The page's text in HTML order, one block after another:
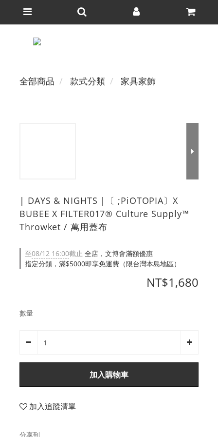
全部商品 款式分類 家具家飾
| DAYS & NIGHTS |〔 ;PiOTOPIA〕X
BUBEE X FILTER017® Culture Supply™
Throwket / 萬用蓋布
至08/12 16:00截止 全店，文博會滿額優惠
指定分類，滿$5000即享免運費（限台灣本島地區）
NT$1,680
數量
加入購物車
加入追蹤清單
分享到